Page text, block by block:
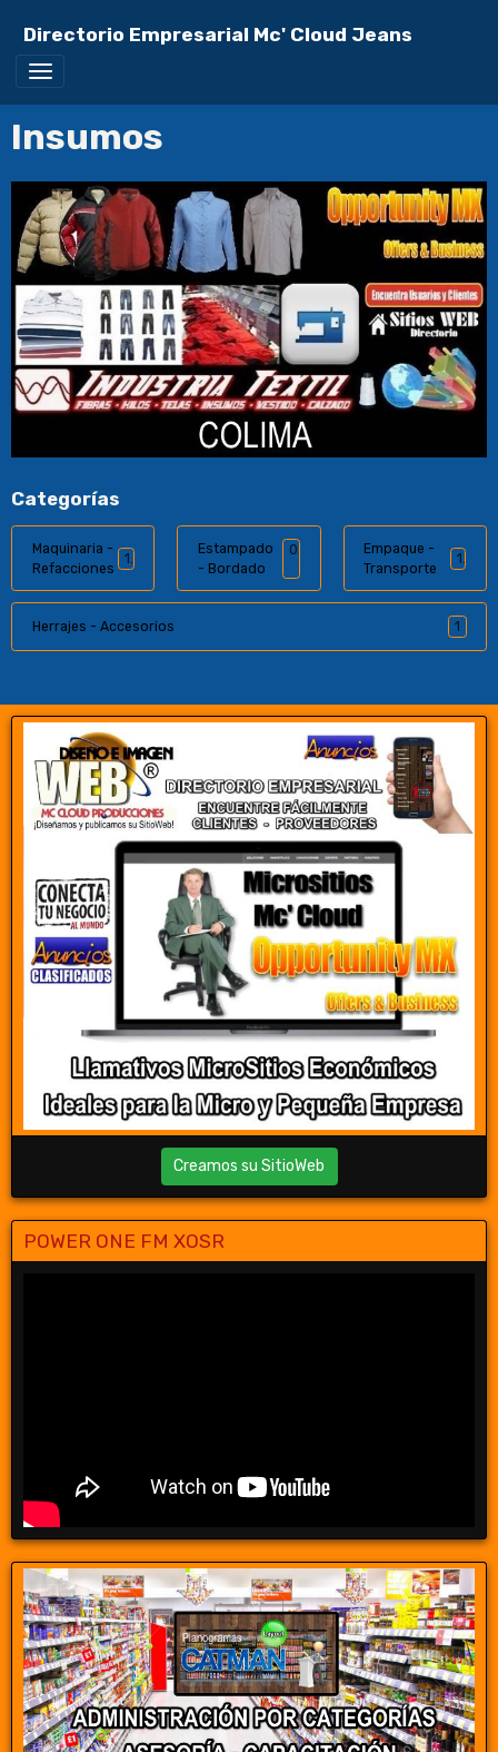
Directorio Empresarial Mc' Cloud Jeans
Insumos
Categorías
Maquinaria -
Refacciones
1
Estampado
- Bordado
Empaque -
Transporte
1
Herrajes - Accesorios 1
Creamos su SitioWeb
POWER ONE FM XOSR